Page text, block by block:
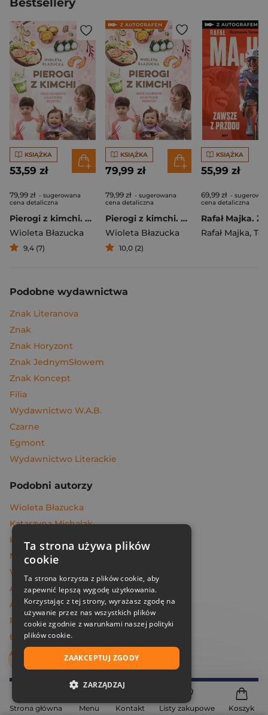
Strona główna Menu Kontakt Listy zakupowe Koszyk
KSIĄŻKA
53,59 zł
79,99 zł - sugerowana
cena detaliczna
Pierogi z kimchi. Moje ulubione azjatyckie przepisy
Wioleta Błazucka
9,4 (7)
KSIĄŻKA
79,99 zł
79,99 zł - sugerowana
cena detaliczna
Pierogi z kimchi. Moje ulubione azjatyckie przepisy - książka z autografem
Wioleta Błazucka
10,0 (2)
KSIĄŻKA
55,99 zł
69,99 zł -
cena detaliczna
Rafał Majka,
Podobne wydawnictwa
Znak Literanova
Znak
Znak Horyzont
Znak JednymSłowem
Znak Koncept
Filia
Wydawnictwo W.A.B.
Czarne
Egmont
Wydawnictwo Literackie
Podobni autorzy
Wioleta Błazucka
Katarzyna Michalak
Katie Kirby
Melissa Da Costa
Węcowski Marek
Andrzej Maleszka
Andrzej Dragan
Piotr Oczko
Łukasz Müller
Agata Gładysz
Dołącz doZnak
Ta strona używa plików
cookie
Ta strona korzysta z plików cookie, aby
zapewnić lepszą wygodę użytkowania.
Korzystając z tej strony, wyrażasz zgodę na
używanie przez nas wszystkich plików
cookie zgodnie z warunkami naszej polityki
plików cookie.
ZAAKCEPTUJ ZGODY
ZARZĄDZAJ
NIEZBĘDNE